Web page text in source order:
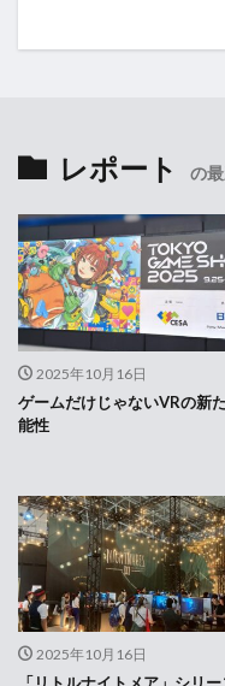
レポート の
2025年10月16日
ゲームだけじゃないVRの新
能性
2025年10月16日